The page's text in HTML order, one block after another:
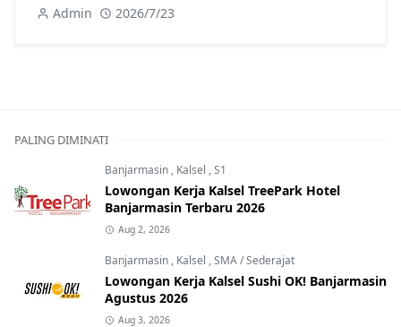
Admin 2026/7/23
PALING DIMINATI
Banjarmasin , Kalsel ,S1
Lowongan Kerja Kalsel TreePark Hotel
Banjarmasin Terbaru 2026
Aug 2, 2026
Banjarmasin , Kalsel ,SMA / Sederajat
Lowongan Kerja Kalsel Sushi OK! Banjarmasin
Agustus 2026
Aug 3, 2026